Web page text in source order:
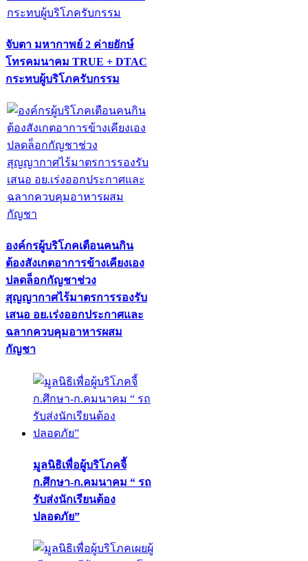
จับตา มหากาพย์ 2 ค่ายยักษ์
โทรคมนาคม TRUE + DTAC
กระทบผู้บริโภครับกรรม
องค์กรผู้บริโภคเตือนคนกิน
ต้องสังเกตอาการข้างเคียงเอง
ปลดล็อกกัญชาช่วง
สุญญากาศไร้มาตรการรองรับ
เสนอ อย.เร่งออกประกาศและ
ฉลากควบคุมอาหารผสม
กัญชา
มูลนิธิเพื่อผู้บริโภคจี้
ก.ศึกษา-ก.คมนาคม “ รถ
รับส่งนักเรียนต้อง
ปลอดภัย”